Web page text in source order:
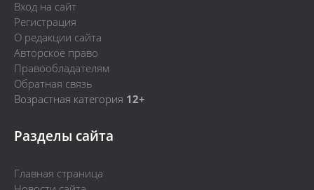
Вход на сайт
Регистрация
О редакции сайта
Авторское право
Правообладателям
Обратная связь
Возрастная категория 12+
Разделы сайта
Главная страница